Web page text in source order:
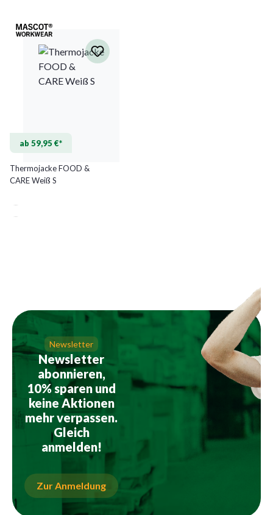
ab 59,95 €*
Thermojacke FOOD &
CARE Weiß S
Newsletter
Newsletter
abonnieren,
10% sparen und
keine Aktionen
mehr verpassen.
Gleich
anmelden!
Zur Anmeldung